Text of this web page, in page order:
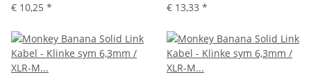
€ 10,25 *
€ 13,33 *